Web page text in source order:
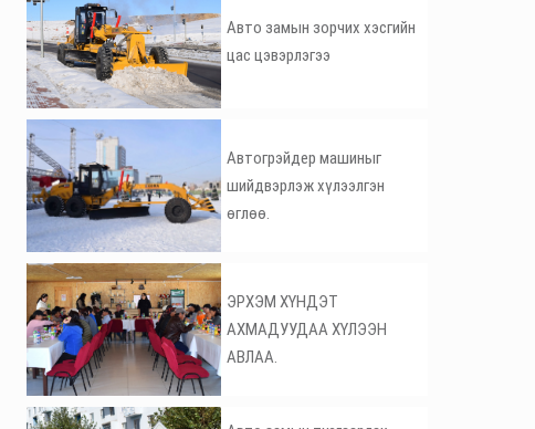
Авто замын зорчих хэсгийн
цас цэвэрлэгээ
Автогрэйдер машиныг
шийдвэрлэж хүлээлгэн
өглөө.
ЭРХЭМ ХҮНДЭТ
АХМАДУУДАА ХҮЛЭЭН
АВЛАА.